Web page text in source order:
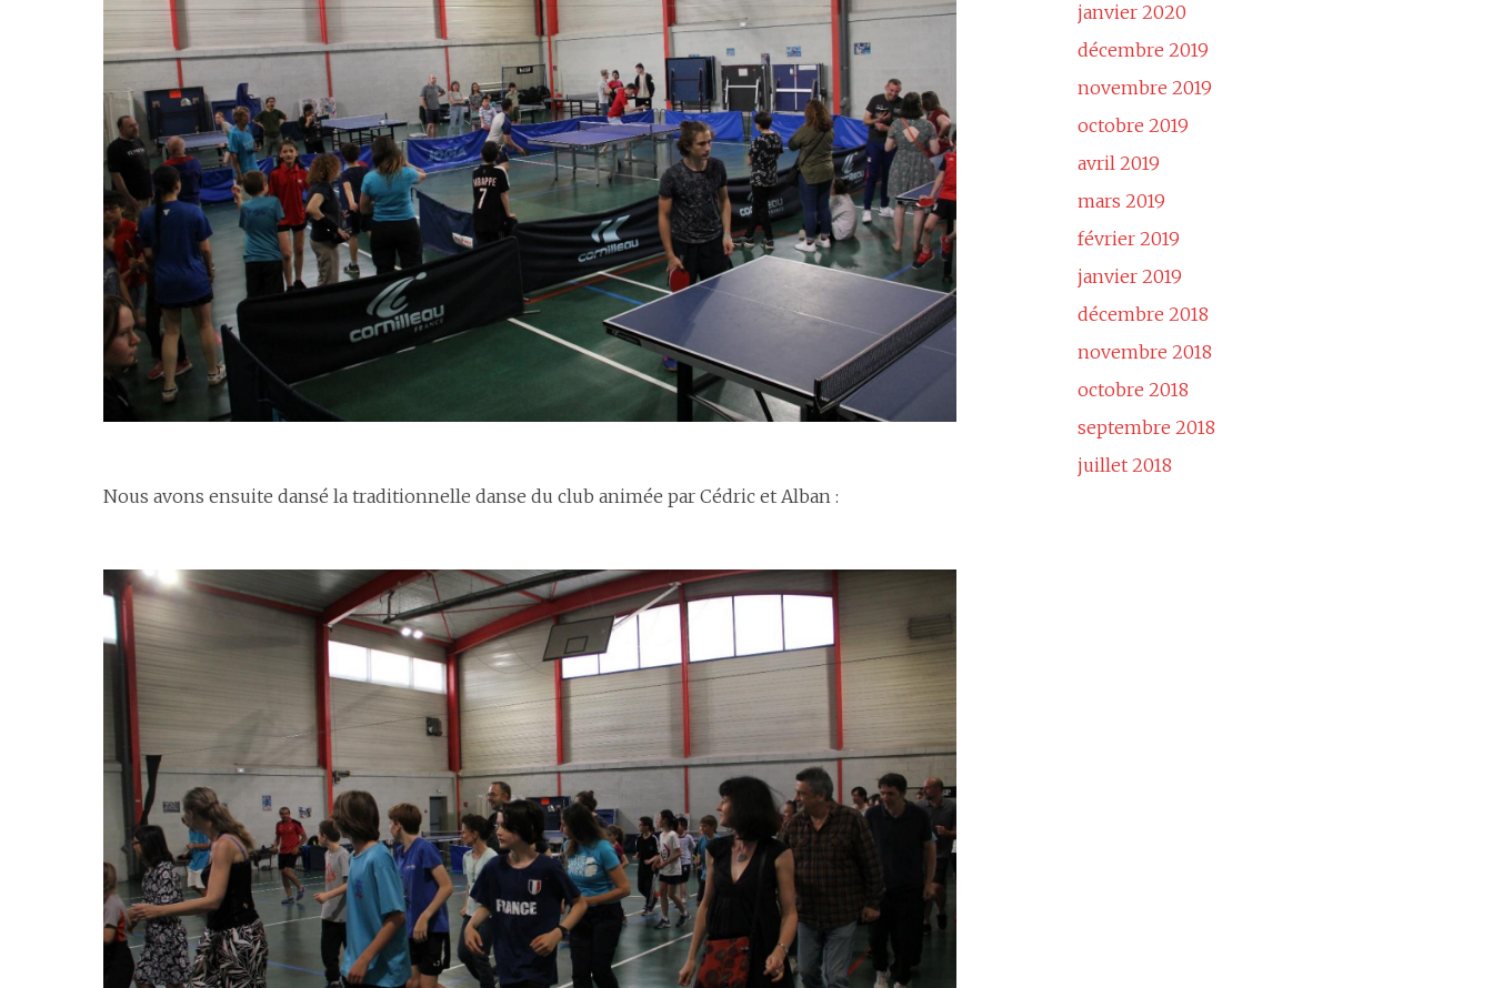
Nous avons ensuite dansé la traditionnelle danse du club animée par Cédric et Alban :
janvier 2020
décembre 2019
novembre 2019
octobre 2019
avril 2019
mars 2019
février 2019
janvier 2019
décembre 2018
novembre 2018
octobre 2018
septembre 2018
juillet 2018